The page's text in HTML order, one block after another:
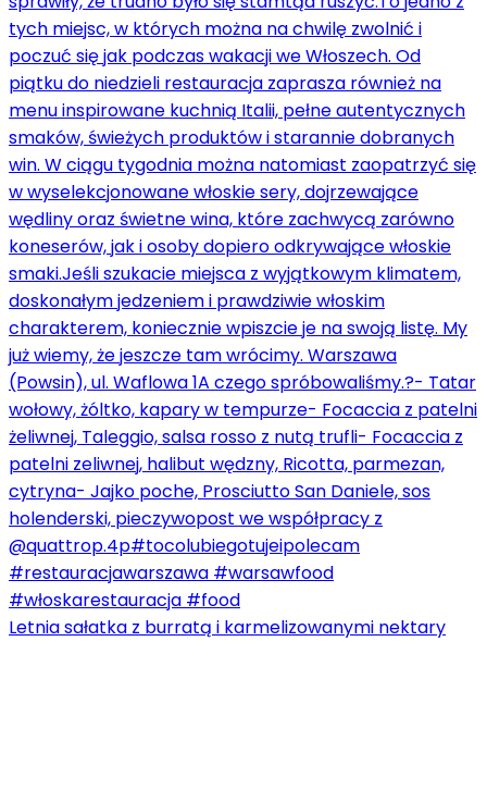
Letnia sałatka z burratą i karmelizowanymi nektary